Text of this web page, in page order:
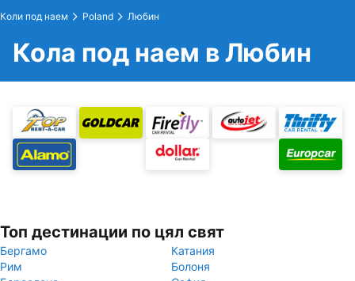
Коли под наем Poland Любин
Кола под наем в Любин
Топ дестинации по цял свят
Бергамо
Катания
Рим
Болоня